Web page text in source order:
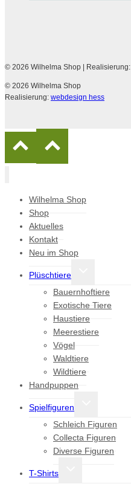
© 2026 Wilhelma Shop | Realisierung:
© 2026 Wilhelma Shop
Realisierung: webdesign hess
Wilhelma Shop
Shop
Aktuelles
Kontakt
Neu im Shop
Plüschtiere
Bauernhoftiere
Exotische Tiere
Haustiere
Meerestiere
Vögel
Waldtiere
Wildtiere
Handpuppen
Spielfiguren
Schleich Figuren
Collecta Figuren
Diverse Figuren
T-Shirts